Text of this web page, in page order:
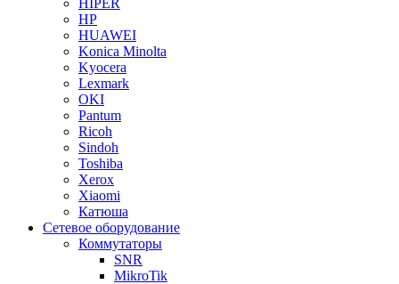
HIPER
HP
HUAWEI
Konica Minolta
Kyocera
Lexmark
OKI
Pantum
Ricoh
Sindoh
Toshiba
Xerox
Xiaomi
Катюша
Сетевое оборудование
Коммутаторы
SNR
MikroTik